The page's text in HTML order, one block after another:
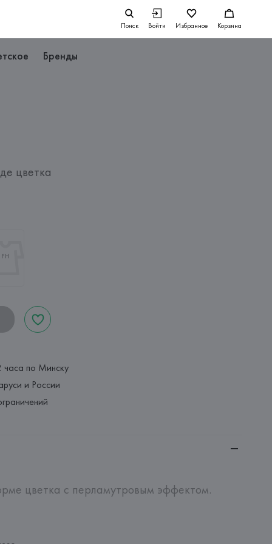
Поиск Войти Избранное Корзина
Бренды
цветка
часа по Минску
и России
цветка с перламутровым эффектом.